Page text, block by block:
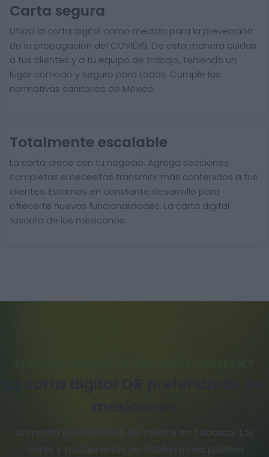
Carta segura
Utiliza la carta digital como medida para la prevención
de la propagación del COVID19. De esta manera cuidas
a tus clientes y a tu equipo de trabajo, teniendo un
lugar cómodo y seguro para todos. Cumple las
normativas sanitarias de México.
Totalmente escalable
La carta crece con tu negocio. Agrega secciones
completas si necesitas transmitir más contenidos a tus
clientes. Estamos en constante desarrollo para
ofrecerte nuevas funcionalidades. La carta digital
favorita de los mexicanos.
Aumenta la fidelización del cliente en Tabasco. Los
bares y restaurantes de Villahermosa pueden